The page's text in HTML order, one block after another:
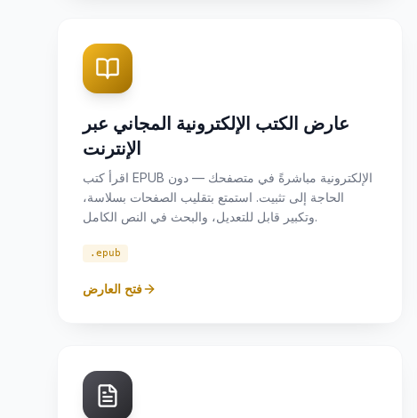
عارض الكتب الإلكترونية المجاني عبر
الإنترنت
اقرأ كتب EPUB الإلكترونية مباشرةً في متصفحك — دون
الحاجة إلى تثبيت. استمتع بتقليب الصفحات بسلاسة،
وتكبير قابل للتعديل، والبحث في النص الكامل.
.epub
فتح العارض